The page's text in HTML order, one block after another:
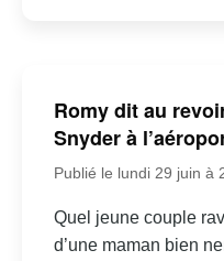
Romy dit au
Snyder à
Publié le lundi 29 juin à
Quel jeune couple
d’une maman bien